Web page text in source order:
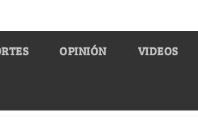
OPINIÓN VIDEOS